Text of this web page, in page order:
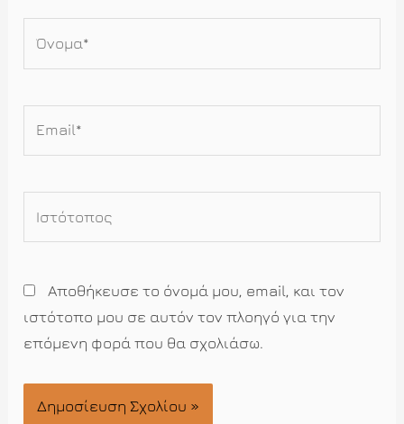
Αποθήκευσε το όνομά μου, email, και τον
ιστότοπο μου σε αυτόν τον πλοηγό για την
επόμενη φορά που θα σχολιάσω.